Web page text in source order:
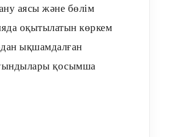
аясы және бөлім
оқытылатын көркем
ықшамдалған
қосымша